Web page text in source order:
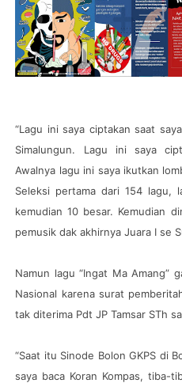
“Lagu ini saya ciptakan saat
Simalungun. Lagu ini saya
Awalnya lagu ini saya ikutkan
Seleksi pertama dari 154
kemudian 10 besar. Kemudian
pemusik dak akhirnya Juara I se
Namun lagu “Ingat Ma Amang”
Nasional karena surat
tak diterima Pdt JP Tamsar STh
“Saat itu Sinode Bolon GKPS di
saya baca Koran Kompas, tiba-